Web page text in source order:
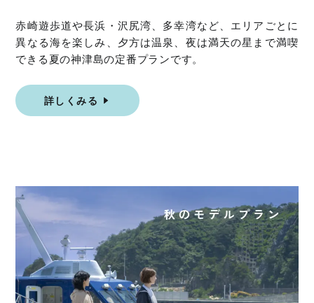
赤崎遊歩道や長浜・沢尻湾、多幸湾など、エリアごとに
異なる海を楽しみ、夕方は温泉、夜は満天の星まで満喫
できる夏の神津島の定番プランです。
詳しくみる